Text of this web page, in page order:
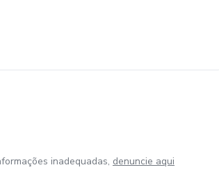
inadequadas, denuncie aqui